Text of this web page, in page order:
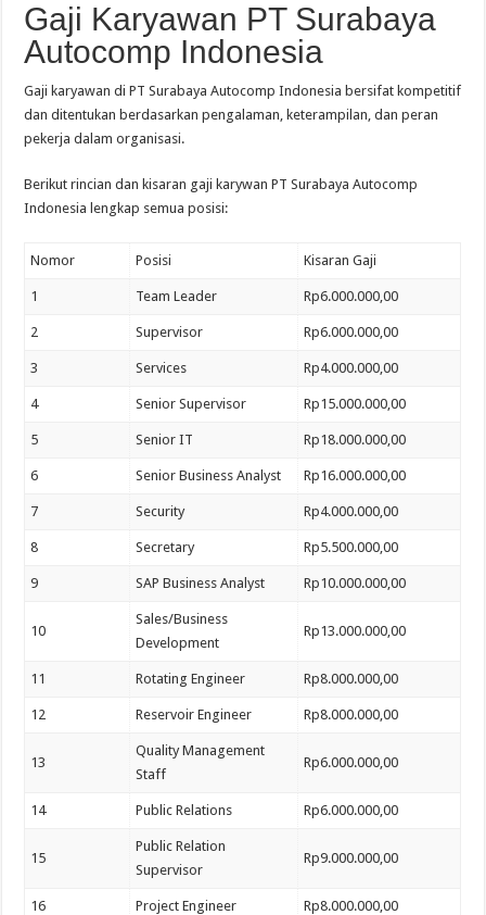
Gaji Karyawan PT Surabaya
Autocomp Indonesia
Gaji karyawan di PT Surabaya Autocomp Indonesia bersifat kompetitif
dan ditentukan berdasarkan pengalaman, keterampilan, dan peran
pekerja dalam organisasi.
Berikut rincian dan kisaran gaji karywan PT Surabaya Autocomp
Indonesia lengkap semua posisi:
Nomor Posisi Kisaran Gaji
1 Team Leader Rp6.000.000,00
2 Supervisor Rp6.000.000,00
3 Services Rp4.000.000,00
4 Senior Supervisor Rp15.000.000,00
5 Senior IT Rp18.000.000,00
6 Senior Business Analyst Rp16.000.000,00
7 Security Rp4.000.000,00
8 Secretary Rp5.500.000,00
9 SAP Business Analyst Rp10.000.000,00
10
Sales/Business
Development
Rp13.000.000,00
11 Rotating Engineer Rp8.000.000,00
12 Reservoir Engineer Rp8.000.000,00
13
Quality Management
Staff
Rp6.000.000,00
14 Public Relations Rp6.000.000,00
15
Public Relation
Supervisor
Rp9.000.000,00
16 Project Engineer Rp8.000.000,00